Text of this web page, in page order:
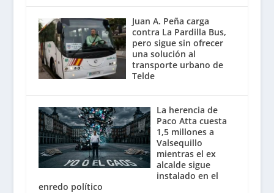
Juan A. Peña carga
contra La Pardilla Bus,
pero sigue sin ofrecer
una solución al
transporte urbano de
Telde
La herencia de
Paco Atta cuesta
1,5 millones a
Valsequillo
mientras el ex
alcalde sigue
instalado en el
enredo político